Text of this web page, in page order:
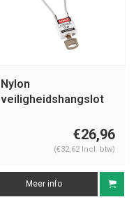
Nylon
veiligheidshangslot
€26,96
(€32,62 Incl. btw)
Meer info